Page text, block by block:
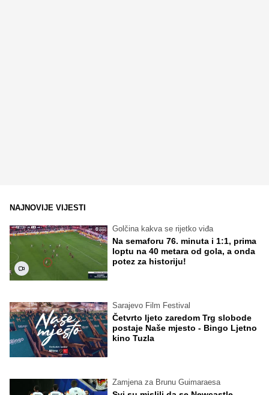
NAJNOVIJE VIJESTI
Golčina kakva se rijetko viđa
Na semaforu 76. minuta i 1:1, prima
loptu na 40 metara od gola, a onda
potez za historiju!
Sarajevo Film Festival
Četvrto ljeto zaredom Trg slobode
postaje Naše mjesto - Bingo Ljetno
kino Tuzla
Zamjena za Brunu Guimaraesa